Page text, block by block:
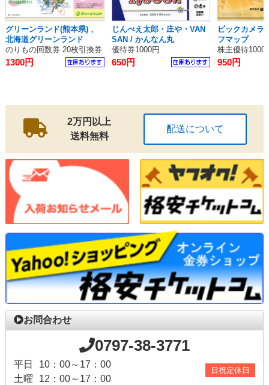
グリーンランド(熊本県) 、
北海道グリーンランド
のりもの回数券 20枚引換券
1300円
じんべえ太郎・庄や・VAN
SAN / かんなん丸
優待券1000円
650円
ビックカメラ
フマップ
株主優待1000
950円
2万円以上
送料無料
配送について
お問合わせ
0797-38-3771
平日
10：00～17：00
土曜
12：00～17：00
日祝定休日